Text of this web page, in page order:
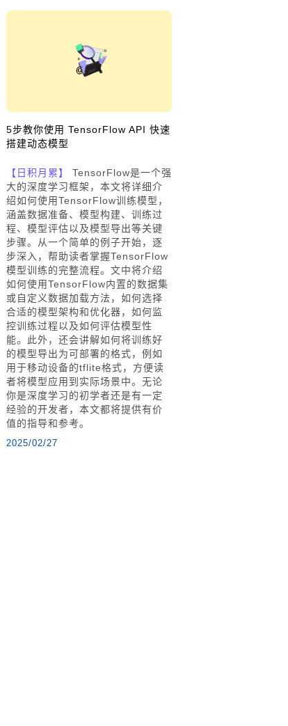
5步教你使用 TensorFlow API 快速
搭建动态模型
【日积月累】
TensorFlow是一个强
大的深度学习框架，本文将详细介
绍如何使用TensorFlow训练模型，
涵盖数据准备、模型构建、训练过
程、模型评估以及模型导出等关键
步骤。从一个简单的例子开始，逐
步深入，帮助读者掌握TensorFlow
模型训练的完整流程。文中将介绍
如何使用TensorFlow内置的数据集
或自定义数据加载方法，如何选择
合适的模型架构和优化器，如何监
控训练过程以及如何评估模型性
能。此外，还会讲解如何将训练好
的模型导出为可部署的格式，例如
用于移动设备的tflite格式，方便读
者将模型应用到实际场景中。无论
你是深度学习的初学者还是有一定
经验的开发者，本文都将提供有价
值的指导和参考。
2025/02/27